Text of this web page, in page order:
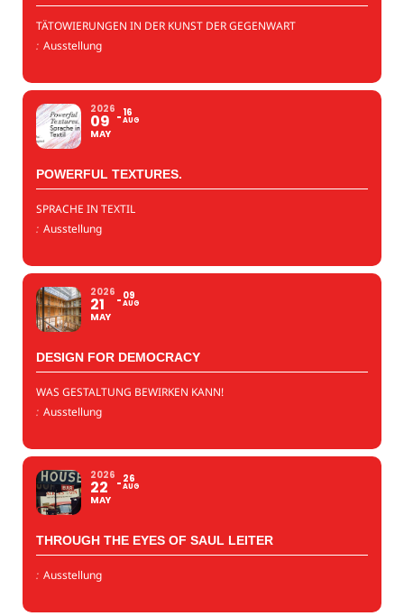
TÄTOWIERUNGEN IN DER KUNST DER GEGENWART
: Ausstellung
2026
09
MAY
16
AUG
POWERFUL TEXTURES.
SPRACHE IN TEXTIL
: Ausstellung
2026
21
MAY
09
AUG
DESIGN FOR DEMOCRACY
WAS GESTALTUNG BEWIRKEN KANN!
: Ausstellung
2026
22
MAY
26
AUG
THROUGH THE EYES OF SAUL LEITER
: Ausstellung